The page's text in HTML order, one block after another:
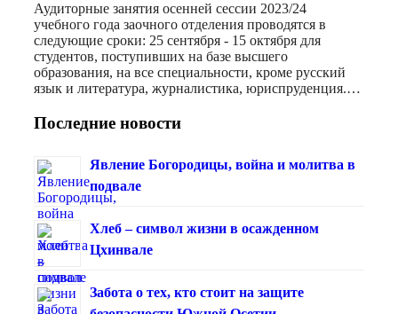
Аудиторные занятия осенней сессии 2023/24
учебного года заочного отделения проводятся в
следующие сроки: 25 сентября - 15 октября для
студентов, поступивших на базе высшего
образования, на все специальности, кроме русский
язык и литература, журналистика, юриспруденция.…
Последние новости
Явление Богородицы, война и молитва в
подвале
Хлеб – символ жизни в осажденном
Цхинвале
Забота о тех, кто стоит на защите